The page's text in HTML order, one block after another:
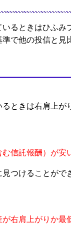
るときはひふみ
で他の投信と見
ときは右肩上が
信託報酬）が
つけることがで
右肩上がりか最